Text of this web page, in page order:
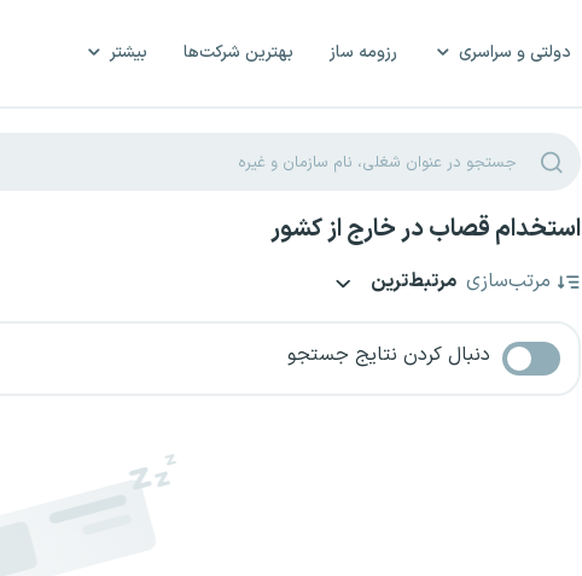
دولتی و سراسری رزومه ساز بهترین شرکت‌ها بیشتر
استخدام قصاب در خارج از کشور
مرتب‌سازی مرتبط‌ترین
دنبال کردن نتایج جستجو